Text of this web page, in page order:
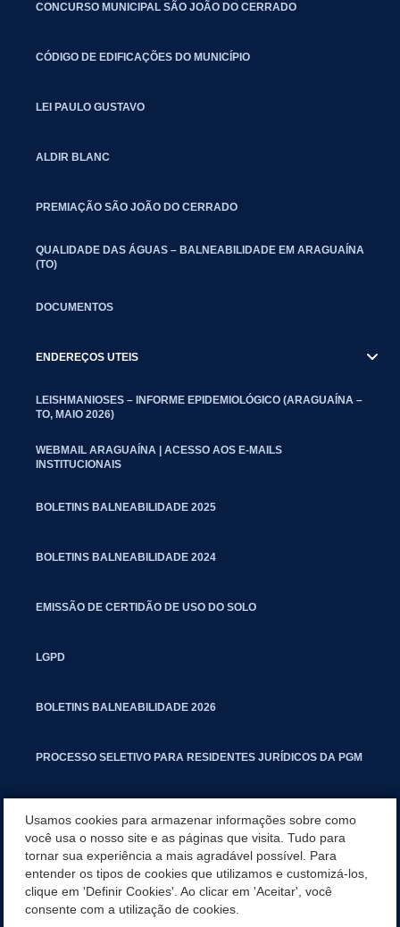
CONCURSO MUNICIPAL SÃO JOÃO DO CERRADO
CÓDIGO DE EDIFICAÇÕES DO MUNICÍPIO
LEI PAULO GUSTAVO
ALDIR BLANC
PREMIAÇÃO SÃO JOÃO DO CERRADO
QUALIDADE DAS ÁGUAS – BALNEABILIDADE EM ARAGUAÍNA
(TO)
DOCUMENTOS
ENDEREÇOS UTEIS
LEISHMANIOSES – INFORME EPIDEMIOLÓGICO (ARAGUAÍNA –
TO, MAIO 2026)
WEBMAIL ARAGUAÍNA | ACESSO AOS E-MAILS
INSTITUCIONAIS
BOLETINS BALNEABILIDADE 2025
BOLETINS BALNEABILIDADE 2024
EMISSÃO DE CERTIDÃO DE USO DO SOLO
LGPD
BOLETINS BALNEABILIDADE 2026
PROCESSO SELETIVO PARA RESIDENTES JURÍDICOS DA PGM
MANUAL DE PROCEDIMENTOS IMOBILIÁRIOS SEINFRA
TURMINHA DO LAGO
Usamos cookies para armazenar informações sobre como
você usa o nosso site e as páginas que visita. Tudo para
tornar sua experiência a mais agradável possível. Para
entender os tipos de cookies que utilizamos e customizá-los,
clique em 'Definir Cookies'. Ao clicar em 'Aceitar', você
consente com a utilização de cookies.